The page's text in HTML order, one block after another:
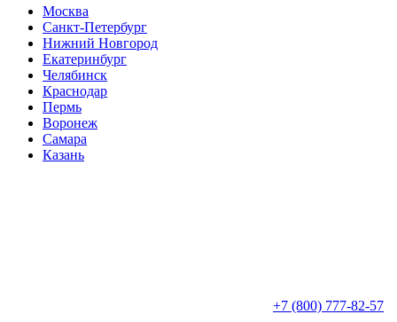
Москва
Санкт-Петербург
Нижний Новгород
Екатеринбург
Челябинск
Краснодар
Пермь
Воронеж
Самара
Казань
+7 (800) 777-82-57